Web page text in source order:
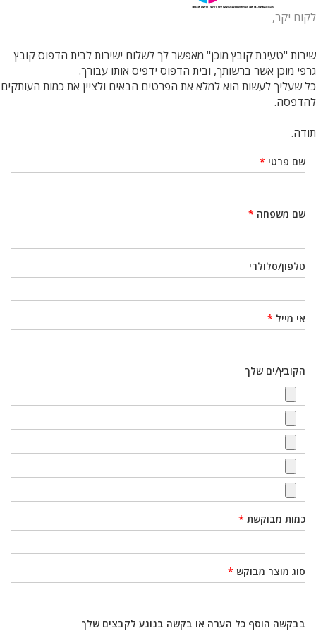
לקוח יקר,
שירות "טעינת קובץ מוכן" מאפשר לך לשלוח ישירות לבית הדפוס קובץ
גרפי מוכן אשר ברשותך, ובית הדפוס ידפיס אותו עבורך.
כל שעליך לעשות הוא למלא את הפרטים הבאים ולציין את כמות העותקים
להדפסה.
תודה.
שם פרטי *
שם משפחה *
טלפון/סלולרי
אי מייל *
הקובץ/ים שלך
כמות מבוקשת *
סוג מוצר מבוקש *
בבקשה הוסף כל הערה או בקשה בנוגע לקבצים שלך